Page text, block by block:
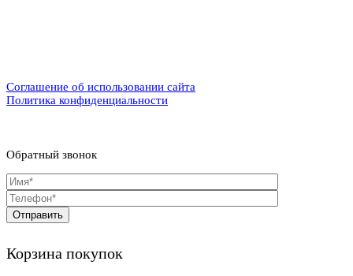
Соглашение об использовании сайта
Политика конфиденциальности
Обратный звонок
Корзина покупок